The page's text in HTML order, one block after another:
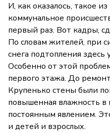
И, как оказалось, такое
коммунальное
первый раз. Вот кадры,
По словам жителей, при
снега подтопления
Особенно от этой
первого этажа. До
Крупенько стены были
повышенная влажность в
постоянным явлением.
и детей и взрослых.